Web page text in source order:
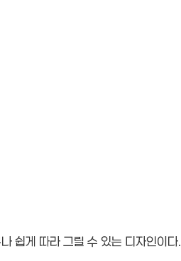
쉽게 따라 그릴 수 있는 디자인이다.